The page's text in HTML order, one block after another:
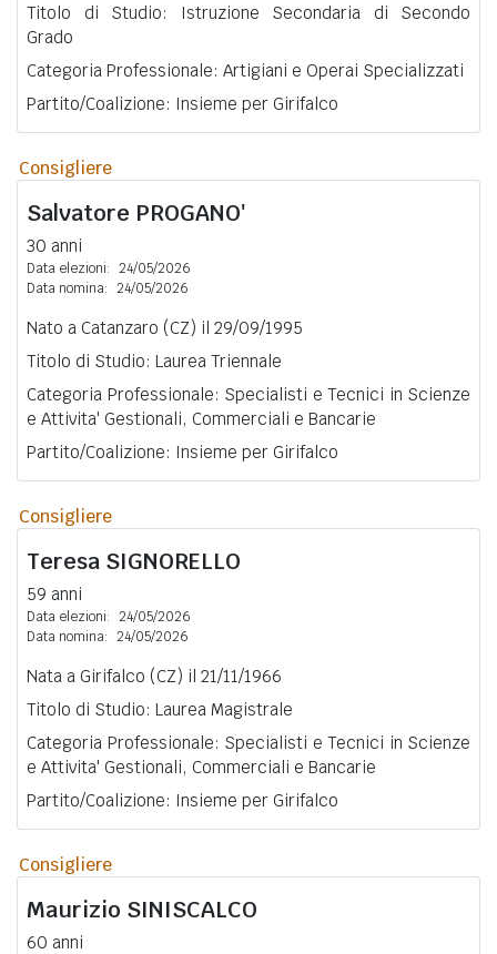
Titolo di Studio: Istruzione Secondaria di Secondo
Grado
Categoria Professionale: Artigiani e Operai Specializzati
Partito/Coalizione: Insieme per Girifalco
Consigliere
Salvatore PROGANO'
30 anni
Data elezioni: 24/05/2026
Data nomina: 24/05/2026
Nato a Catanzaro (CZ) il 29/09/1995
Titolo di Studio: Laurea Triennale
Categoria Professionale: Specialisti e Tecnici in Scienze
e Attivita' Gestionali, Commerciali e Bancarie
Partito/Coalizione: Insieme per Girifalco
Consigliere
Teresa SIGNORELLO
59 anni
Data elezioni: 24/05/2026
Data nomina: 24/05/2026
Nata a Girifalco (CZ) il 21/11/1966
Titolo di Studio: Laurea Magistrale
Categoria Professionale: Specialisti e Tecnici in Scienze
e Attivita' Gestionali, Commerciali e Bancarie
Partito/Coalizione: Insieme per Girifalco
Consigliere
Maurizio SINISCALCO
60 anni